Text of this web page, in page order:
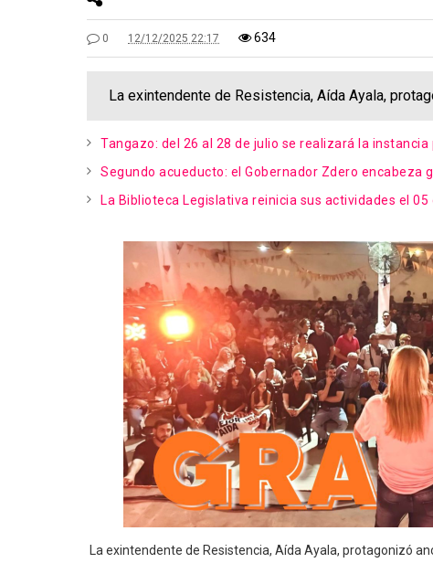
0 12/12/2025 22:17 634
La exintendente de Resistencia, Aída Ayala,
Tangazo: del 26 al 28 de julio se realizará la
Segundo acueducto: el Gobernador Zdero encabeza
La Biblioteca Legislativa reinicia sus actividades el
La exintendente de Resistencia, Aída Ayala, protagonizó